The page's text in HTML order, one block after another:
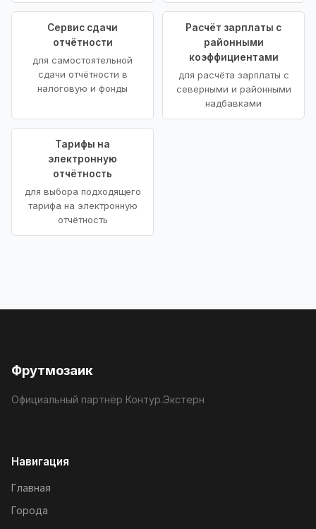
Сервис сдачи
отчётности
для самостоятельной
сдачи отчётности в
налоговую и фонды
Расчёт зарплаты с
районными
коэффициентами
для расчёта зарплаты с
северными и районными
надбавками
Тарифы на
электронную
отчётность
для выбора подходящего
тарифа на электронную
отчётность
Фрутмозаик
Официальный партнёр Контур.Экстерн
Навигация
Главная
Города